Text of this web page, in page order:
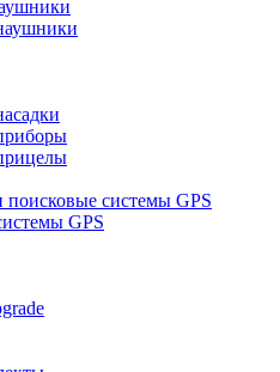
поисковые системы GPS
GPS